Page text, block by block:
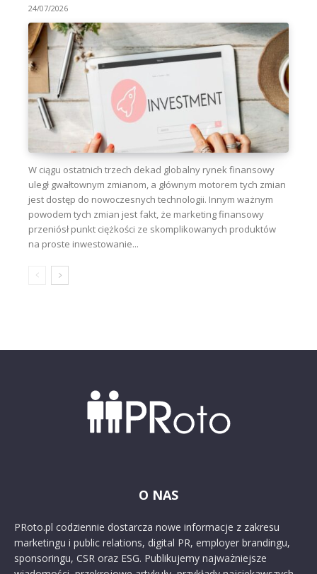
24/07/2026
W ciągu ostatnich trzech dekad globalny rynek finansowy
uległ gwałtownym zmianom, a głównym motorem tych zmian
jest dostęp do nowoczesnych technologii. Innym ważnym
powodem tych zmian jest fakt, że marketing finansowy
przeniósł punkt ciężkości ze skomplikowanych produktów
na proste inwestowanie...
O NAS
PRoto.pl codziennie dostarcza nowe informacje z zakresu
marketingu i public relations, digital PR, employer brandingu,
sponsoringu, CSR oraz ESG. Publikujemy najważniejsze